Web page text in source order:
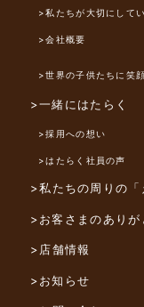
>私たちが大切にして
>会社概要
>世界の子供たちに笑
>一緒にはたらく
>採用への想い
>はたらく社員の声
>私たちの周りの
>お客さまのありが
>店舗情報
>お知らせ